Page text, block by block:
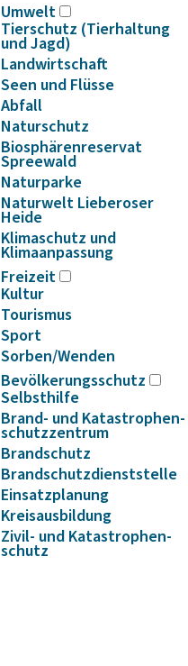
Umwelt
Tierschutz (Tierhaltung
und Jagd)
Landwirtschaft
Seen und Flüsse
Abfall
Naturschutz
Biosphärenreservat
Spreewald
Naturparke
Naturwelt Lieberoser
Heide
Klimaschutz und
Klimaanpassung
Freizeit
Kultur
Tourismus
Sport
Sorben/Wenden
Bevöl­ke­rungs­schutz
Selbst­hilfe
Brand- und Kata­s­tro­­phen­­
schutz­­zen­trum
Brand­schutz
Brand­schutz­dienst­stelle
Einsatz­pla­nung
Kreis­aus­­bil­­dung
Zivil- und Kata­s­tro­­phen­­
schutz